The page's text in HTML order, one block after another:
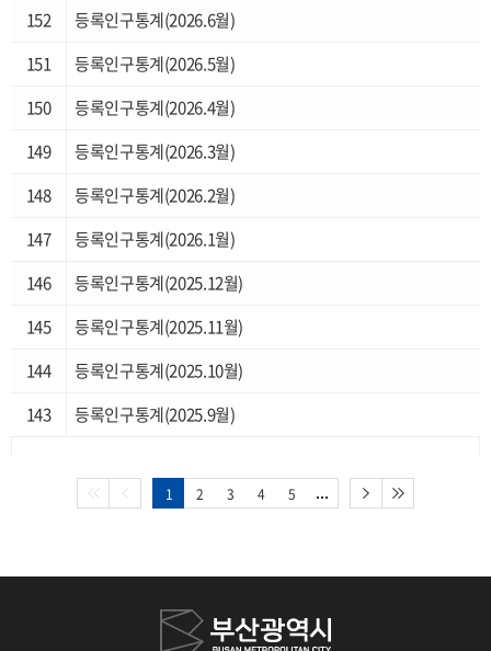
부산크루즈통계
광역도시권통계
부산환경산업조사
152
등록인구통계(2026.6월)
151
등록인구통계(2026.5월)
150
등록인구통계(2026.4월)
149
등록인구통계(2026.3월)
148
등록인구통계(2026.2월)
147
등록인구통계(2026.1월)
146
등록인구통계(2025.12월)
145
등록인구통계(2025.11월)
144
등록인구통계(2025.10월)
143
등록인구통계(2025.9월)
1 2 3 4 5